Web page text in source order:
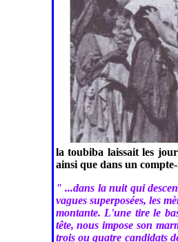
la toubiba laissait les
ainsi que dans un
" ...dans la nuit qui
vagues superposées, les
montante. L'une tire le
tête, nous impose son
trois ou quatre candidats